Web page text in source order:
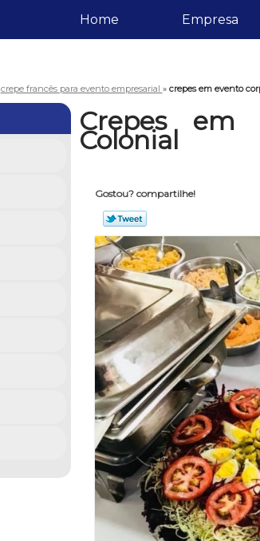
Home Empresa
crepe francês para evento empresarial » crepes em evento
Crepes em
Colonial
Gostou? compartilhe!